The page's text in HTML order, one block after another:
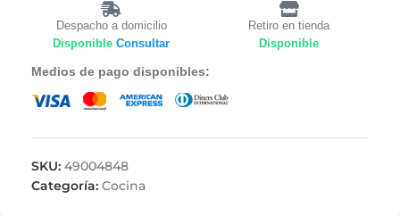
Despacho a domicilio
Disponible Consultar
Retiro en tienda
Disponible
Medios de pago disponibles:
SKU: 49004848
Categoría: Cocina